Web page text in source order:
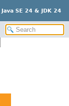
Java SE 24 & JDK 24